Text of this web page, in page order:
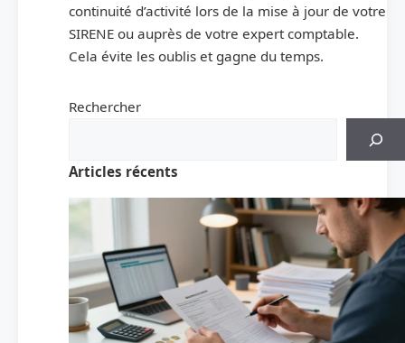
continuité d’activité lors de la mise à jour de votre
SIRENE ou auprès de votre expert comptable.
Cela évite les oublis et gagne du temps.
Rechercher
Articles récents